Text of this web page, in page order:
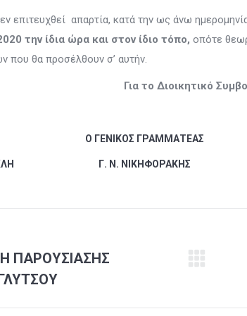
επιτευχθεί απαρτία, κατά την ως άνω
την ίδια ώρα και στον ίδιο τόπο, οπότε
που θα προσέλθουν σ’ αυτήν.
Για το Διοικητικό
Ο ΓΕΝΙΚΟΣ ΓΡΑΜΜΑΤΕΑΣ
ΤΣΙΧΛΗ Γ. Ν. ΝΙΚΗΦΟΡΑΚΗΣ
ΠΑΡΟΥΣΙΑΣΗΣ